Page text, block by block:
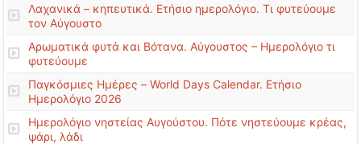
Λαχανικά – κηπευτικά. Ετήσιο ημερολόγιο. Τι φυτεύουμε
τον Αύγουστο
Αρωματικά φυτά και Βότανα. Αύγουστος – Ημερολόγιο τι
φυτεύουμε
Παγκόσμιες Ημέρες – World Days Calendar. Ετήσιο
Ημερολόγιο 2026
Ημερολόγιο νηστείας Αυγούστου. Πότε νηστεύουμε κρέας,
ψάρι, λάδι